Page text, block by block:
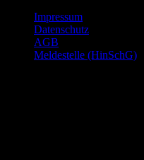
Impressum
Datenschutz
AGB
Meldestelle (HinSchG)